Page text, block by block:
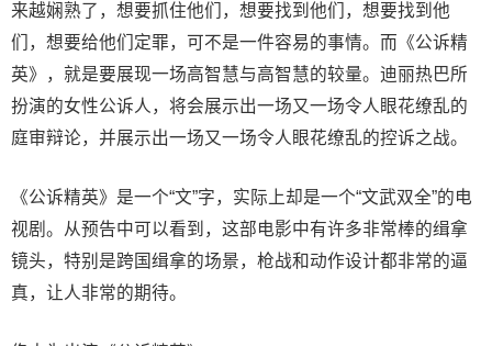
来越娴熟了，想要抓住他们，想要找到他们，想要找到他
们，想要给他们定罪，可不是一件容易的事情。而《公诉精
英》，就是要展现一场高智慧与高智慧的较量。迪丽热巴所
扮演的女性公诉人，将会展示出一场又一场令人眼花缭乱的
庭审辩论，并展示出一场又一场令人眼花缭乱的控诉之战。
《公诉精英》是一个“文”字，实际上却是一个“文武双全”的电
视剧。从预告中可以看到，这部电影中有许多非常棒的缉拿
镜头，特别是跨国缉拿的场景，枪战和动作设计都非常的逼
真，让人非常的期待。